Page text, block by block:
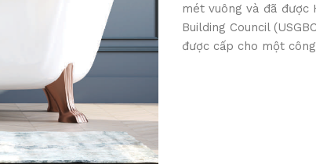
mét vuông và đã được
Building Council
được cấp cho một